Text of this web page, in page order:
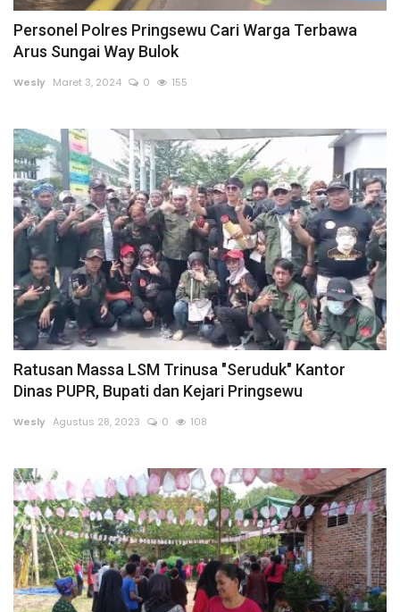
Sumsel
Kalbar
News
Jawa Barat
Riau
Bisnis
Jambi
Kaltim
Artikel
Ekonomi
Olahraga
Personel Polres Pringsewu Cari Warga Terbawa
Arus Sungai Way Bulok
Wesly Maret 3, 2024 0 155
Ratusan Massa LSM Trinusa "Seruduk" Kantor
Dinas PUPR, Bupati dan Kejari Pringsewu
Wesly Agustus 28, 2023 0 108